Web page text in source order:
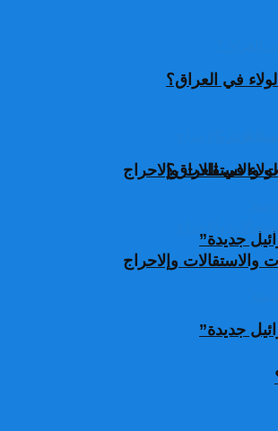
في العراق؟
وإلاحراج
جديدة”
في العراق؟
وإلاحراج
جديدة”